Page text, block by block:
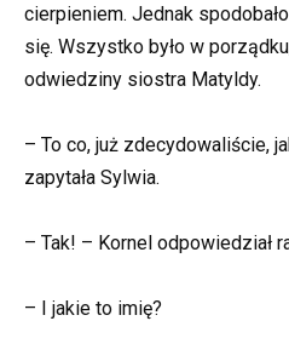
cierpieniem. Jednak
się. Wszystko było w
odwiedziny siostra Matyldy.
– To co, już zdecydowaliście,
zapytała Sylwia.
– Tak! – Kornel odpowiedział
– I jakie to imię?